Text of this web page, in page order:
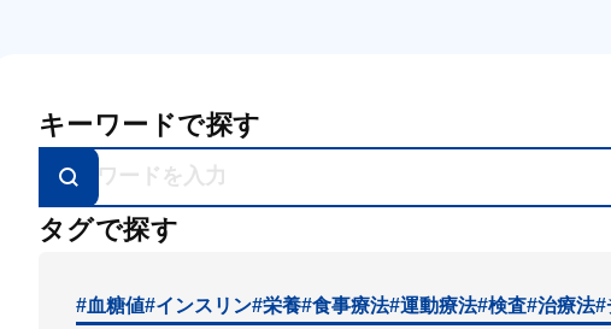
キーワードで探す
タグで探す
#血糖値#インスリン#栄養#食事療法#運動療法#検査#治療法#